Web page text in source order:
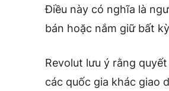
Điều này có nghĩa là
bán hoặc nắm giữ bất
Revolut lưu ý rằng
các quốc gia khác giao